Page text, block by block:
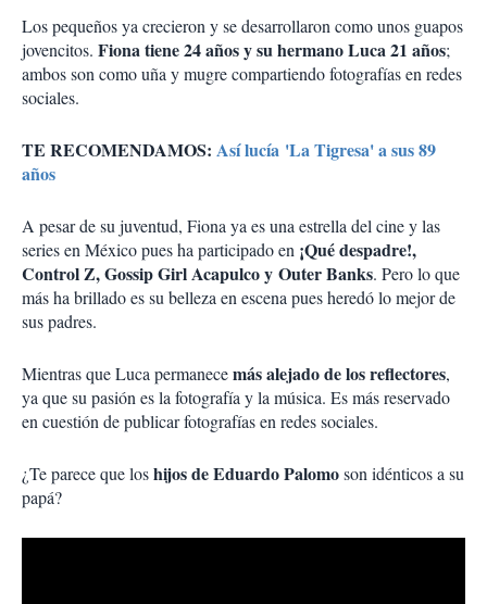
Los pequeños ya crecieron y se desarrollaron como unos guapos
jovencitos. Fiona tiene 24 años y su hermano Luca 21 años;
ambos son como uña y mugre compartiendo fotografías en redes
sociales.
TE RECOMENDAMOS: Así lucía 'La Tigresa' a sus 89
años
A pesar de su juventud, Fiona ya es una estrella del cine y las
series en México pues ha participado en ¡Qué despadre!,
Control Z, Gossip Girl Acapulco y Outer Banks. Pero lo que
más ha brillado es su belleza en escena pues heredó lo mejor de
sus padres.
Mientras que Luca permanecemás alejado de los reflectores,
ya que su pasión es la fotografía y la música. Es más reservado
en cuestión de publicar fotografías en redes sociales.
¿Te parece que loshijos de Eduardo Palomoson idénticos a su
papá?